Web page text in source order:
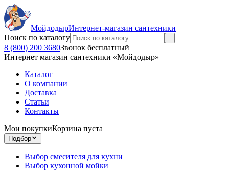
МойдодырИнтернет-магазин сантехники
Поиск по каталогу
8 (800) 200 3680Звонок бесплатный
Интернет магазин сантехники «Мойдодыр»
Каталог
О компании
Доставка
Статьи
Контакты
Мои покупкиКорзина пуста
Подбор
Выбор смесителя для кухни
Выбор кухонной мойки